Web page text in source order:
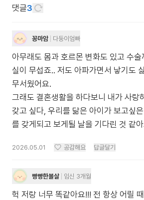
댓글3
꽁마암 다둥이엄빠
아무래도 몸과 호르몬 변화도 있고 수
실이 무섭죠.. 저도 아파가면서 낳기도
무서웠어요.
그래도 결혼생활을 하다보니 내가 사랑
갖고 싶다, 우리를 닮은 아이가 보고싶
를 갖게되고 보게될 날을 기다린 것 같
2026.05.01 공감해요 답글달기
빵빵한볼살 임신 3개월
헉 저랑 너무 똑같아요!!! 전 항상 어릴